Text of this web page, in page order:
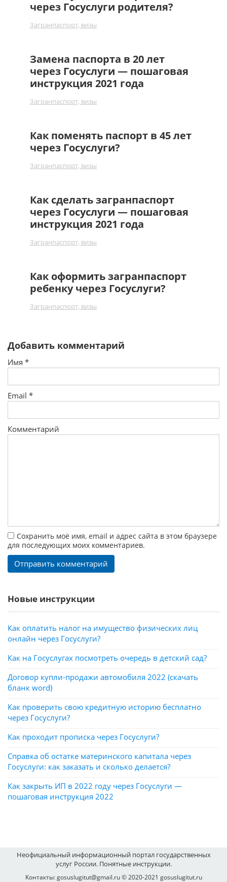
через Госуслуги родителя?
Загранпаспорт, визы
Замена паспорта в 20 лет
через Госуслуги — пошаговая
инструкция 2021 года
Загранпаспорт, визы
Как поменять паспорт в 45 лет
через Госуслуги?
Загранпаспорт, визы
Как сделать загранпаспорт
через Госуслуги — пошаговая
инструкция 2021 года
Загранпаспорт, визы
Как оформить загранпаспорт
ребенку через Госуслуги?
Загранпаспорт, визы
Добавить комментарий
Имя *
Email *
Комментарий
Сохранить моё имя, email и адрес сайта в этом браузере
для последующих моих комментариев.
Новые инструкции
Как оплатить налог на имущество физических лиц
онлайн через Госуслуги?
Как на Госуслугах посмотреть очередь в детский сад?
Договор купли-продажи автомобиля 2022 (скачать
бланк word)
Как проверить свою кредитную историю бесплатно
через Госуслуги?
Как проходит прописка через Госуслуги?
Справка об остатке материнского капитала через
Госуслуги: как заказать и сколько делается?
Как закрыть ИП в 2022 году через Госуслуги —
пошаговая инструкция 2022
Неофициальный информационный портал государственных
услуг России. Понятные инструкции.
Контакты: gosuslugitut@gmail.ru © 2020-2021 gosuslugitut.ru